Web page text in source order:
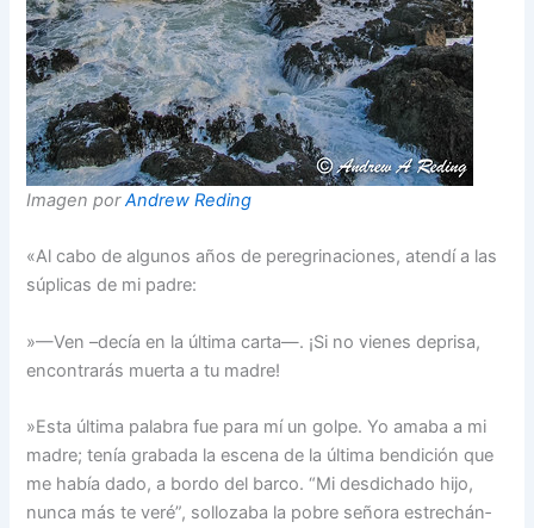
Imagen porAndrew Reding
«Al cabo de algunos años de peregrinaciones, atendí a las
súplicas de mi padre:
»—Ven –decía en la última carta—. ¡Si no vienes deprisa,
encontrarás muerta a tu madre!
»Esta última palabra fue para mí un golpe. Yo amaba a mi
madre; tenía grabada la escena de la última bendición que
me había dado, a bordo del barco. “Mi desdichado hi­jo,
nunca más te veré”, sollozaba la pobre señora estrechán­